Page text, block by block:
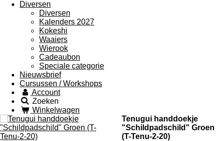
Diversen
Diversen
Kalenders 2027
Kokeshi
Waaiers
Wierook
Cadeaubon
Speciale categorie
Nieuwsbrief
Cursussen / Workshops
Account
Zoeken
Winkelwagen
Tenugui handdoekje
"Schildpadschild" Groen
(T-Tenu-2-20)